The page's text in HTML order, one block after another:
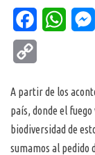
Facebook
A partir de los
país, donde el
biodiversidad de
sumamos al pedido